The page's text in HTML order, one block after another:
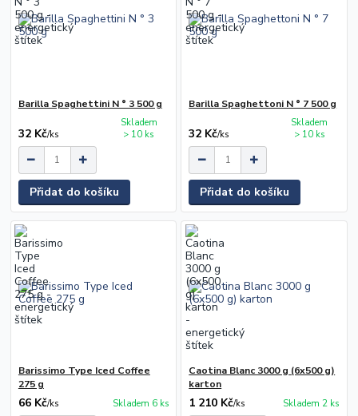
Barilla Spaghettini N ° 3 500 g
32 Kč/ks
Skladem
> 10 ks
Přidat do košíku
Barilla Spaghettoni N ° 7 500 g
32 Kč/ks
Skladem
> 10 ks
Přidat do košíku
Barissimo Type Iced Coffee
275 g
66 Kč/ks Skladem 6 ks
Caotina Blanc 3000 g (6x500 g)
karton
1 210 Kč/ks Skladem 2 ks